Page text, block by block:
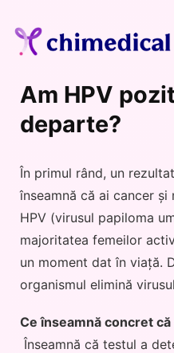
Am HPV
departe?
În primul rând, un
înseamnă că ai cancer
HPV (virusul papiloma
majoritatea femeilor
un moment dat în viață.
organismul elimină
Ce înseamnă concret că
Înseamnă că testul a